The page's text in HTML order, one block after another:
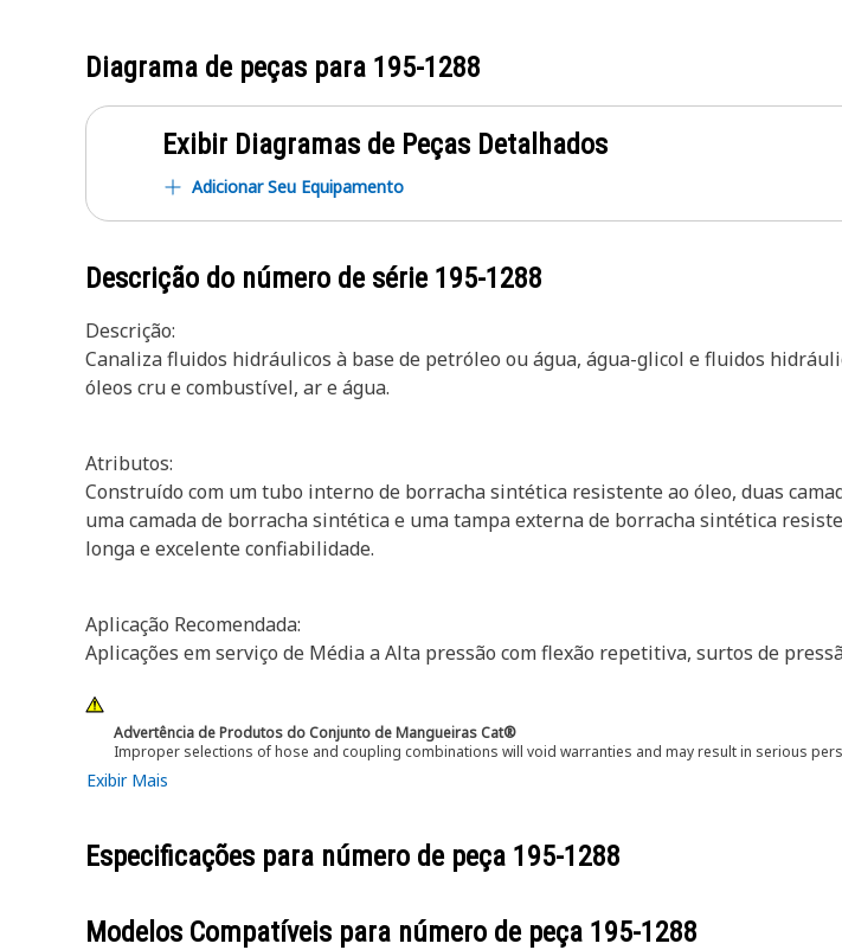
Diagrama de peças para 195-1288
Exibir Diagramas de Peças Detalhados
Adicionar Seu Equipamento
Descrição do número de série 195-1288
Descrição:
Canaliza fluidos hidráulicos à base de petróleo ou água, água-glicol e fluidos
óleos cru e combustível, ar e água.
Atributos:
Construído com um tubo interno de borracha sintética resistente ao óleo, duas
uma camada de borracha sintética e uma tampa externa de borracha sintética
longa e excelente confiabilidade.
Aplicação Recomendada:
Aplicações em serviço de Média a Alta pressão com flexão repetitiva, surtos de
Advertência de Produtos do Conjunto de Mangueiras Cat®
Improper selections of hose and coupling combinations will void warranties and may result in serious
Exibir Mais
Especificações para número de peça 195-1288
Modelos Compatíveis para número de peça 195-1288